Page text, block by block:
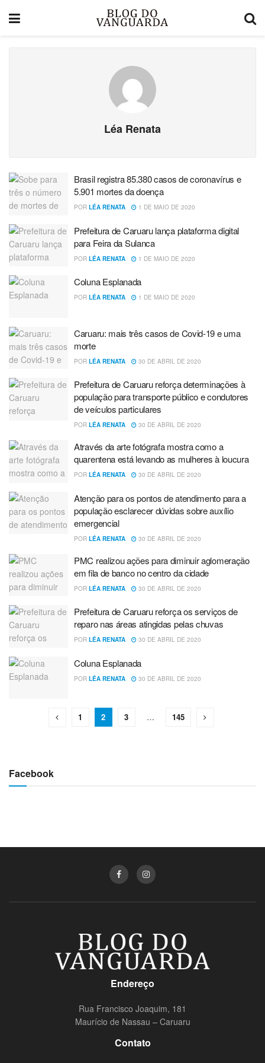
Léa Renata
Brasil registra 85.380 casos de coronavírus e
5.901 mortes da doença
POR LÉA RENATA 1 DE MAIO DE 2020
Prefeitura de Caruaru lança plataforma digital
para Feira da Sulanca
POR LÉA RENATA 1 DE MAIO DE 2020
Coluna Esplanada
POR LÉA RENATA 1 DE MAIO DE 2020
Caruaru: mais três casos de Covid-19 e uma
morte
POR LÉA RENATA 30 DE ABRIL DE 2020
Prefeitura de Caruaru reforça determinações à
população para transporte público e condutores
de veículos particulares
POR LÉA RENATA 30 DE ABRIL DE 2020
Através da arte fotógrafa mostra como a
quarentena está levando as mulheres à loucura
POR LÉA RENATA 30 DE ABRIL DE 2020
Atenção para os pontos de atendimento para a
população esclarecer dúvidas sobre auxílio
emergencial
POR LÉA RENATA 30 DE ABRIL DE 2020
PMC realizou ações para diminuir aglomeração
em fila de banco no centro da cidade
POR LÉA RENATA 30 DE ABRIL DE 2020
Prefeitura de Caruaru reforça os serviços de
reparo nas áreas atingidas pelas chuvas
POR LÉA RENATA 30 DE ABRIL DE 2020
Coluna Esplanada
POR LÉA RENATA 30 DE ABRIL DE 2020
1 2 3 … 145
Facebook
Endereço
Rua Francisco Joaquim, 181
Maurício de Nassau – Caruaru
Contato